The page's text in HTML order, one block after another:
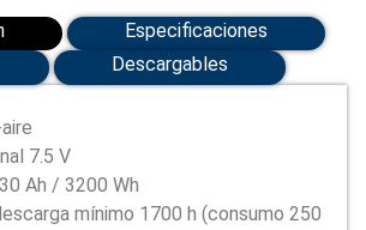
Especificaciones
Descargables
7.5 V
Ah / 3200 Wh
mínimo 1700 h (consumo 250